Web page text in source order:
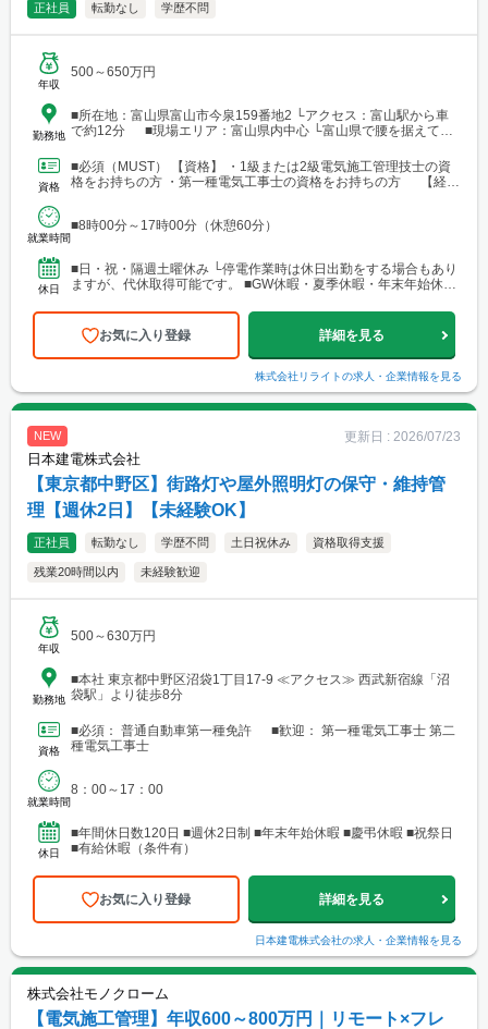
正社員 転勤なし 学歴不問
年収
500～650万円
勤務地
■所在地：富山県富山市今泉159番地2 └アクセス：富山駅から車
で約12分 ■現場エリア：富山県内中心 └富山県で腰を据えて働
資格
■必須（MUST） 【資格】 ・1級または2級電気施工管理技士の資
格をお持ちの方 ・第一種電気工事士の資格をお持ちの方 【経
就業時間
■8時00分～17時00分（休憩60分）
休日
■日・祝・隔週土曜休み └停電作業時は休日出勤をする場合もあり
ますが、代休取得可能です。 ■GW休暇・夏季休暇・年末年始休暇
お気に入り登録 詳細を見る
株式会社リライトの求人・企業情報を見る
NEW 更新日 : 2026/07/23
日本建電株式会社
【東京都中野区】街路灯や屋外照明灯の保守・維持管
理【週休2日】【未経験OK】
正社員 転勤なし 学歴不問 土日祝休み 資格取得支援
残業20時間以内 未経験歓迎
年収
500～630万円
勤務地
■本社 東京都中野区沼袋1丁目17-9 ≪アクセス≫ 西武新宿線「沼
袋駅」より徒歩8分
資格
■必須： 普通自動車第一種免許 ■歓迎： 第一種電気工事士 第二
種電気工事士
就業時間
8：00～17：00
休日
■年間休日数120日 ■週休2日制 ■年末年始休暇 ■慶弔休暇 ■祝祭日
■有給休暇（条件有）
お気に入り登録 詳細を見る
日本建電株式会社の求人・企業情報を見る
株式会社モノクローム
【電気施工管理】年収600～800万円｜リモート×フレ